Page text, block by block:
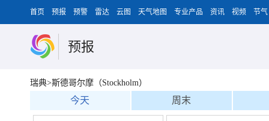
首页 预报 预警 雷达 云图 天气地图 专业产品 资讯 视频 节气
预报
瑞典>斯德哥尔摩（Stockholm）
今天 周末